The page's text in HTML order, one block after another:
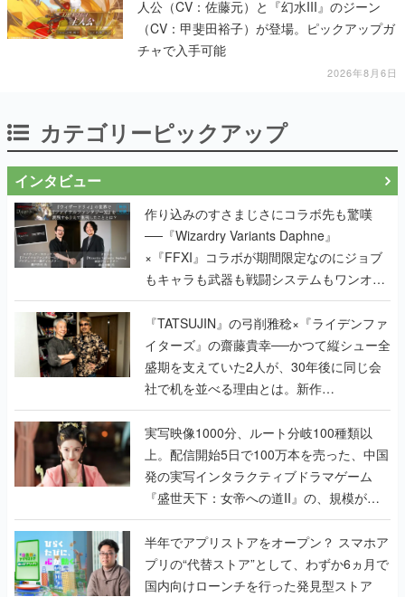
人公（CV：佐藤元）と『幻水III』のジーン
（CV：甲斐田裕子）が登場。ピックアップガ
チャで入手可能
2026年8月6日
カテゴリーピックアップ
インタビュー
作り込みのすさまじさにコラボ先も驚嘆
──『Wizardry Variants Daphne』
×『FFXI』コラボが期間限定なのにジョブ
もキャラも武器も戦闘システムもワンオフ
で作り込まれた理由を両ディレクターに聞
く
『TATSUJIN』の弓削雅稔×『ライデンファ
イターズ』の齋藤貴幸──かつて縦シュー全
盛期を支えていた2人が、30年後に同じ会
社で机を並べる理由とは。新作
『TATSUJIN EXTREME』で初タッグを組
んだレジェンド2人に訊く開発秘話
実写映像1000分、ルート分岐100種類以
上。配信開始5日で100万本を売った、中国
発の実写インタラクティブドラマゲーム
『盛世天下：女帝への道II』の、規模が違
うこだわりをプロデューサーに聞いた
半年でアプリストアをオープン？ スマホア
プリの“代替ストア”として、わずか6ヵ月で
国内向けローンチを行った発見型ストア